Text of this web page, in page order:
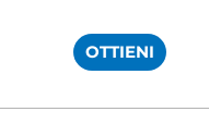
OTTIENI